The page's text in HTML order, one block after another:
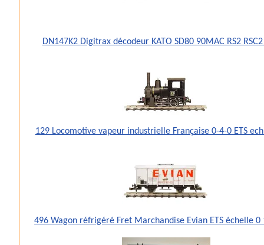
DN147K2 Digitrax décodeur KATO SD80 90MAC RS2 RSC2
129 Locomotive vapeur industrielle Française 0-4-0 ETS
496 Wagon réfrigéré Fret Marchandise Evian ETS échelle 0